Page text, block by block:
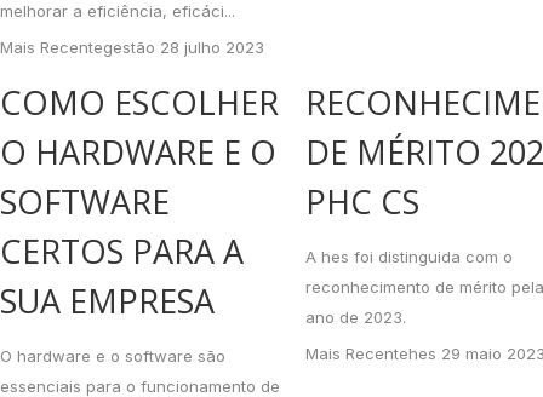
melhorar a eficiência, eficáci...
Mais Recentegestão 28 julho 2023
COMO ESCOLHER
O HARDWARE E O
SOFTWARE
CERTOS PARA A
SUA EMPRESA
O hardware e o software são
essenciais para o funcionamento de
DE MÉRITO
PHC CS
A hes foi distinguida com o
reconhecimento de mérito
ano de 2023.
Mais Recentehes 29 maio